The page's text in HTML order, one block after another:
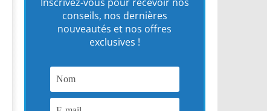
conseils, nos dernières
nouveautés et nos offres
exclusives !